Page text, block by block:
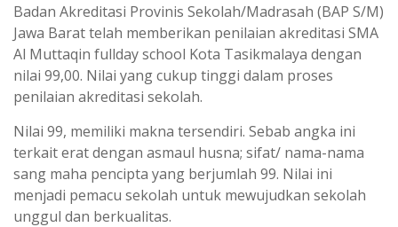
Badan Akreditasi Provinis Sekolah/Madrasah (BAP S/M)
Jawa Barat telah memberikan penilaian akreditasi SMA
Al Muttaqin fullday school Kota Tasikmalaya dengan
nilai 99,00. Nilai yang cukup tinggi dalam proses
penilaian akreditasi sekolah.
Nilai 99, memiliki makna tersendiri. Sebab angka ini
terkait erat dengan asmaul husna; sifat/ nama-nama
sang maha pencipta yang berjumlah 99. Nilai ini
menjadi pemacu sekolah untuk mewujudkan sekolah
unggul dan berkualitas.